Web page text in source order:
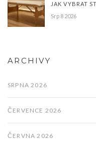
JAK VYBRAT
Srp 8 2026
ARCHIVY
SRPNA 2026
ČERVENCE 2026
ČERVNA 2026